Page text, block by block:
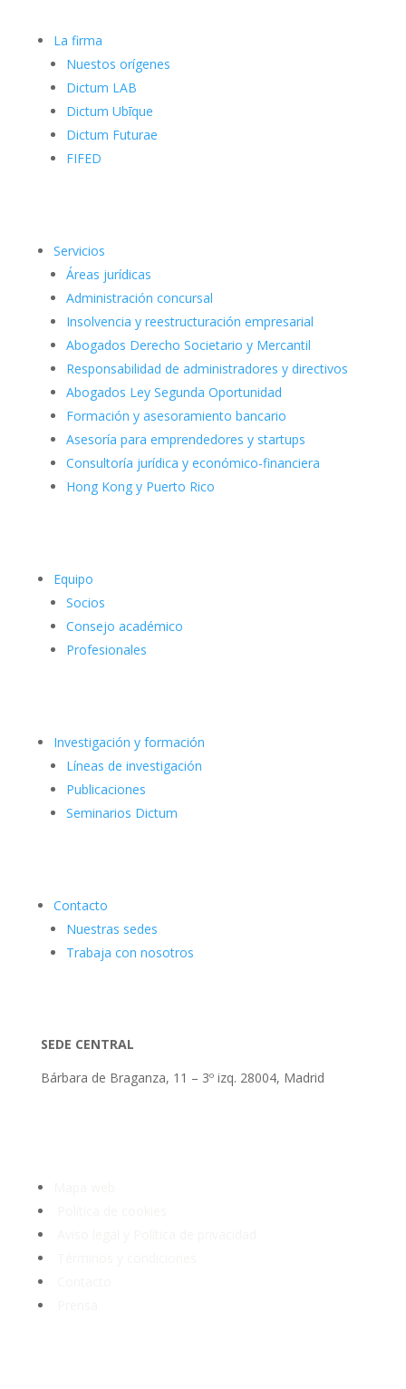
La firma
Nuestos orígenes
Dictum LAB
Dictum Ubīque
Dictum Futurae
FIFED
Servicios
Áreas jurídicas
Administración concursal
Insolvencia y reestructuración empresarial
Abogados Derecho Societario y Mercantil
Responsabilidad de administradores y directivos
Abogados Ley Segunda Oportunidad
Formación y asesoramiento bancario
Asesoría para emprendedores y startups
Consultoría jurídica y económico-financiera
Hong Kong y Puerto Rico
Equipo
Socios
Consejo académico
Profesionales
Investigación y formación
Líneas de investigación
Publicaciones
Seminarios Dictum
Contacto
Nuestras sedes
Trabaja con nosotros
SEDE CENTRAL
Bárbara de Braganza, 11 – 3º izq. 28004, Madrid